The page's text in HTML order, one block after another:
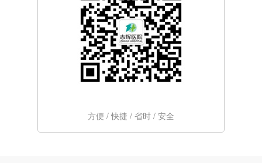
方便 / 快捷 / 省时 / 安全